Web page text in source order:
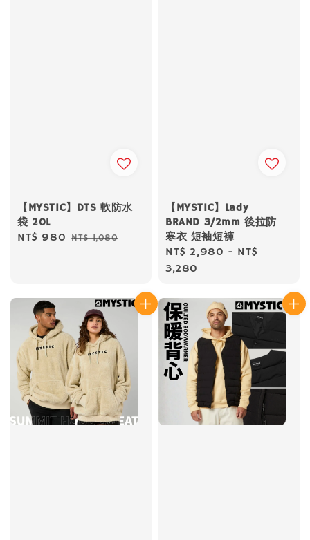
【MYSTIC】DTS 軟防水
袋 20L
Sale
NT$ 980 Regular
NT$ 1,080
【MYSTIC】Lady
BRAND 3/2mm 後拉防
寒衣 短袖短褲
Regular
price
NT$ 2,980 - NT$
3,280